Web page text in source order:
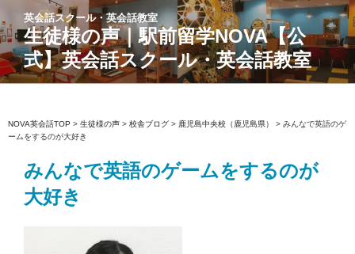
ン
テ
ン
ツ
ス
キ
英会話スクール・英会話教室
生徒様の声｜駅前留学NOVA【公
式】英会話スクール・英会話教室
NOVA英会話TOP > 生徒様の声 > 校舎ブログ > 鹿児島中央校（鹿児島県） > みんなで英語のゲ
ームをするのが大好き
みんなで英語のゲームをするのが
大好き